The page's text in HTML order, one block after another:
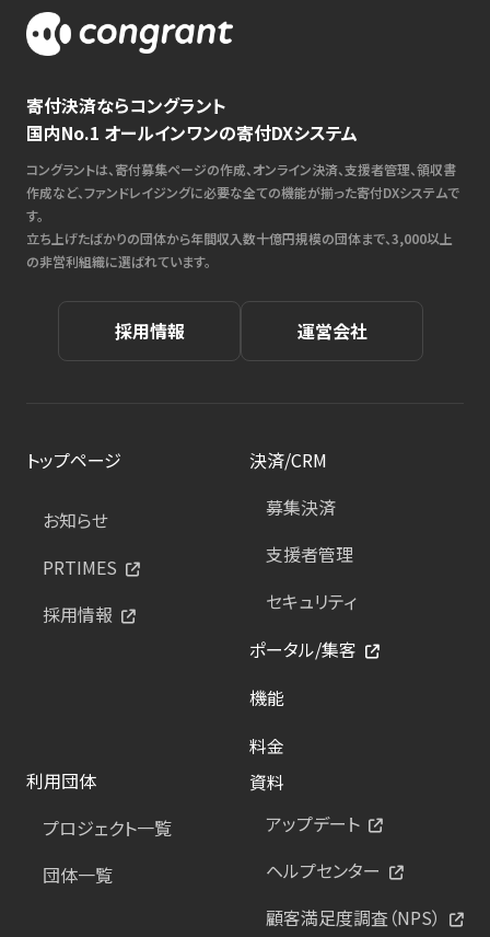
寄付決済ならコングラント
国内No.1 オールインワンの寄付DXシステム
コングラントは、寄付募集ページの作成、オンライン決済、支援者管理、領収書
作成など、ファンドレイジングに必要な全ての機能が揃った寄付DXシステムで
す。
立ち上げたばかりの団体から年間収入数十億円規模の団体まで、3,000以上
の非営利組織に選ばれています。
採用情報 運営会社
トップページ
お知らせ
PRTIMES
採用情報
決済/CRM
募集決済
支援者管理
セキュリティ
ポータル/集客
機能
料金
利用団体
プロジェクト一覧
団体一覧
資料
アップデート
ヘルプセンター
顧客満足度調査（NPS）